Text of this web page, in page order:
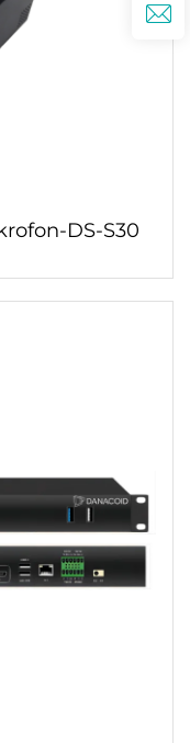
DS-S30